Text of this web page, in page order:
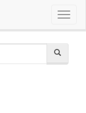
Toggle